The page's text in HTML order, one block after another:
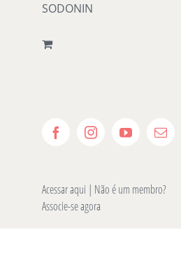
SODONIN
FacebookInstagramYouTube
E-
Acessar aqui | Não é um membro?
Associe-se agora